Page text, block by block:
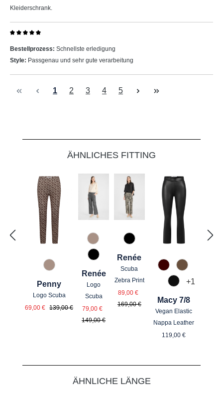
Kleiderschrank.
Bestellprozess: Schnellste erledigung
Style: Passgenau und sehr gute verarbeitung
Seite
1 Seite
2 Seite
3 Seite
4 Seite
5
ÄHNLICHES FITTING
61 Braun gemustert
Penny
Logo Scuba
Verkaufspreis:
69,00 € Regulärer Preis:
139,00 €
61 Braun gemustert
99 Schwarz gemustert
Renée
Logo
Scuba
Verkaufspreis:
79,00 €
Regulärer Preis:
149,00 €
99 Schwarz gemustert
Renée
Scuba
Zebra Print
Verkaufspreis:
89,00 €
169,00 €
585 Burgund
650 Nuss
990 Schwarz
+1
Macy 7/8
Vegan Elastic
Nappa Leather
Regulärer
119,00 €
ÄHNLICHE LÄNGE